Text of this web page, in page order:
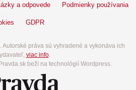
a odpovede Podmienky používania
GDPR
Autorské práva sú vyhradené a vykonáva ich
viac info.
beží na technológií Wordpress.